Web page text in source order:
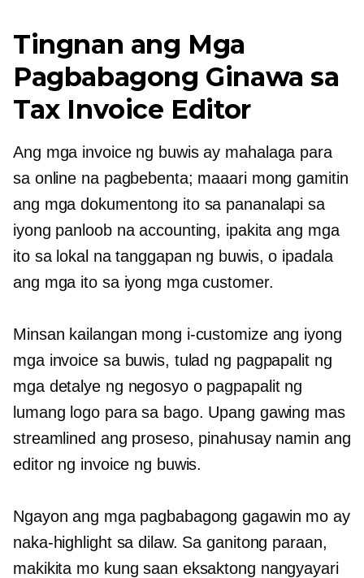
Tingnan ang Mga
Pagbabagong Ginawa sa
Tax Invoice Editor
Ang mga invoice ng buwis ay mahalaga para
sa online na pagbebenta; maaari mong gamitin
ang mga dokumentong ito sa pananalapi sa
iyong panloob na accounting, ipakita ang mga
ito sa lokal na tanggapan ng buwis, o ipadala
ang mga ito sa iyong mga customer.
Minsan kailangan mong i-customize ang iyong
mga invoice sa buwis, tulad ng pagpapalit ng
mga detalye ng negosyo o pagpapalit ng
lumang logo para sa bago. Upang gawing mas
streamlined ang proseso, pinahusay namin ang
editor ng invoice ng buwis.
Ngayon ang mga pagbabagong gagawin mo ay
naka-highlight sa dilaw. Sa ganitong paraan,
makikita mo kung saan eksaktong nangyayari